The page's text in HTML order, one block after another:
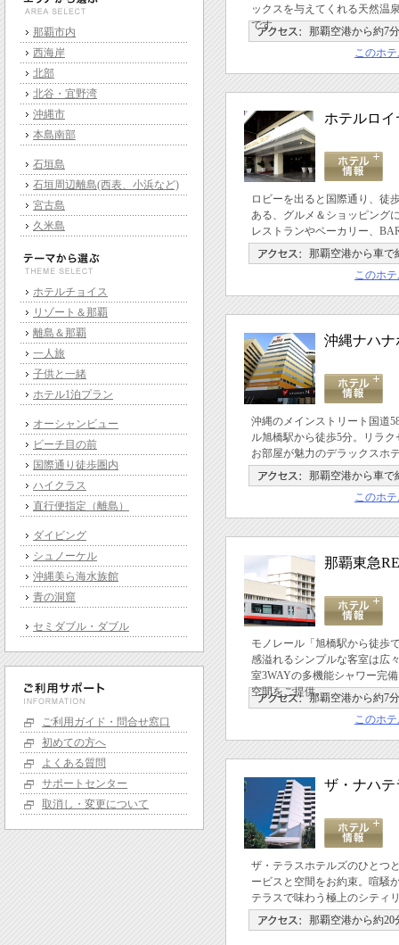
ックスを与えてくれる天然温
です。
那覇空港から約7分
このホ
ホテルロ
ロビーを出ると国際通り、徒
ある、グルメ＆ショッピング
レストランやベーカリー、
那覇空港から車で
このホ
沖縄ナハ
沖縄のメインストリート国道
ル旭橋駅から徒歩5分。リラ
お部屋が魅力のデラックスホ
那覇空港から車で
このホ
那覇東急
モノレール「旭橋駅から徒歩
感溢れるシンプルな客室は広
室3WAYの多機能シャワー完
空間をご提供。那覇空港から約7分
このホ
ザ・ナハテ
ザ・テラスホテルズのひとつ
ービスと空間をお約束。喧騒
テラスで味わう極上のシティ
那覇空港から約20
那覇市内
西海岸
北部
北谷・宜野湾
沖縄市
本島南部
石垣島
石垣周辺離島(西表、小浜など)
宮古島
久米島
ホテルチョイス
リゾート＆那覇
離島＆那覇
一人旅
子供と一緒
ホテル1泊プラン
オーシャンビュー
ビーチ目の前
国際通り徒歩圏内
ハイクラス
直行便指定（離島）
ダイビング
シュノーケル
沖縄美ら海水族館
青の洞窟
セミダブル・ダブル
ご利用ガイド・問合せ窓口
初めての方へ
よくある質問
サポートセンター
取消し・変更について